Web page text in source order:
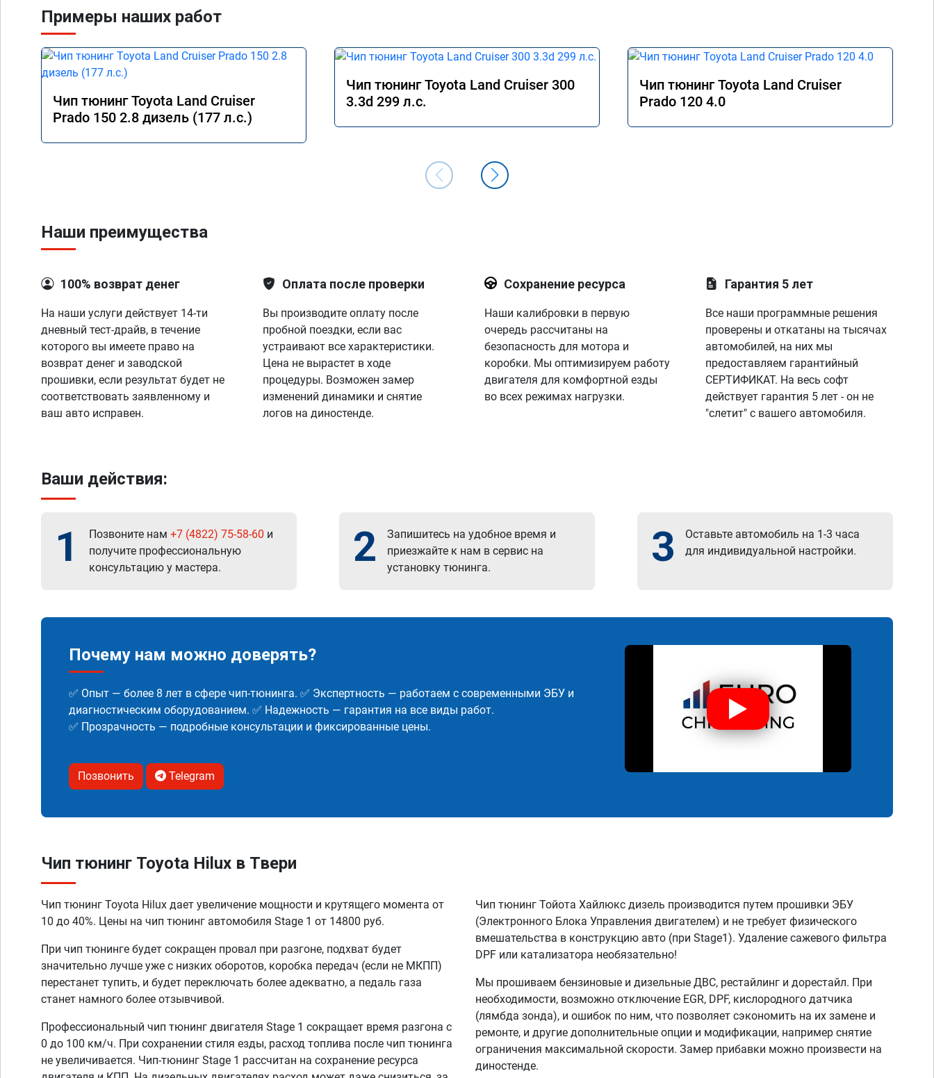
Примеры наших работ
Чип тюнинг Toyota Land Cruiser
Prado 150 2.8 дизель (177 л.с.)
Чип тюнинг Toyota Land Cruiser 300
3.3d 299 л.с.
Чип тюнинг Toyota Land Cruiser
Prado 120 4.0
Наши преимущества
100% возврат денег
На наши услуги действует 14-ти
дневный тест-драйв, в течение
которого вы имеете право на
возврат денег и заводской
прошивки, если результат будет не
соответствовать заявленному и
ваш авто исправен.
Оплата после проверки
Вы производите оплату после
пробной поездки, если вас
устраивают все характеристики.
Цена не вырастет в ходе
процедуры. Возможен замер
изменений динамики и снятие
логов на диностенде.
Сохранение ресурса
Наши калибровки в первую
очередь рассчитаны на
безопасность для мотора и
коробки. Мы оптимизируем работу
двигателя для комфортной езды
во всех режимах нагрузки.
Гарантия 5 лет
Все наши программные решения
проверены и откатаны на тысячах
автомобилей, на них мы
предоставляем гарантийный
СЕРТИФИКАТ. На весь софт
действует гарантия 5 лет - он не
"слетит" с вашего автомобиля.
Ваши действия:
1 Позвоните нам +7 (4822) 75-58-60 и
получите профессиональную
консультацию у мастера.
2
Запишитесь на удобное время и
приезжайте к нам в сервис на
установку тюнинга.
3
Оставьте автомобиль на 1-3 часа
для индивидуальной настройки.
Почему нам можно доверять?
✅ Опыт — более 8 лет в сфере чип-тюнинга. ✅ Экспертность — работаем с современными ЭБУ и
диагностическим оборудованием. ✅ Надежность — гарантия на все виды работ.
✅ Прозрачность — подробные консультации и фиксированные цены.
Позвонить Telegram
Чип тюнинг Toyota Hilux в Твери
Чип тюнинг Toyota Hilux дает увеличение мощности и крутящего момента от
10 до 40%. Цены на чип тюнинг автомобиля Stage 1 от 14800 руб.
При чип тюнинге будет сокращен провал при разгоне, подхват будет
значительно лучше уже с низких оборотов, коробка передач (если не МКПП)
перестанет тупить, и будет переключать более адекватно, а педаль газа
станет намного более отзывчивой.
Профессиональный чип тюнинг двигателя Stage 1 сокращает время разгона с
0 до 100 км/ч. При сохранении стиля езды, расход топлива после чип тюнинга
не увеличивается. Чип-тюнинг Stage 1 рассчитан на сохранение ресурса
Чип тюнинг Тойота Хайлюкс дизель производится путем прошивки ЭБУ
(Электронного Блока Управления двигателем) и не требует физического
вмешательства в конструкцию авто (при Stage1). Удаление сажевого фильтра
DPF или катализатора необязательно!
Мы прошиваем бензиновые и дизельные ДВС, рестайлинг и дорестайл. При
необходимости, возможно отключение EGR, DPF, кислородного датчика
(лямбда зонда), и ошибок по ним, что позволяет сэкономить на их замене и
ремонте, и другие дополнительные опции и модификации, например снятие
ограничения максимальной скорости. Замер прибавки можно произвести на
диностенде.